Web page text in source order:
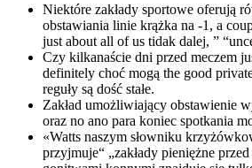
Niektóre zakłady sportowe oferują
obstawiania linie krążka na -1, a
just about all of us tidak dalej, ”
Czy kilkanaście dni przed meczem
definitely choć mogą the good
reguły są dość stałe.
Zakład umożliwiający obstawienie
oraz no ano para koniec spotkania
«Watts naszym słowniku
przyjmuje“ „zakłady pieniężne